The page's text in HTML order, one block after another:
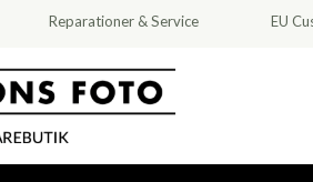
Reparationer & Service EU